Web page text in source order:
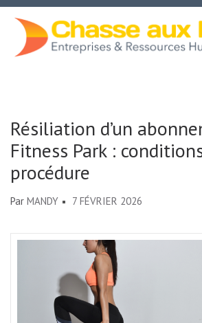
Aller
contenu
Résiliation d’un
Fitness Park :
procédure
Par MANDY 7 FÉVRIER 2026